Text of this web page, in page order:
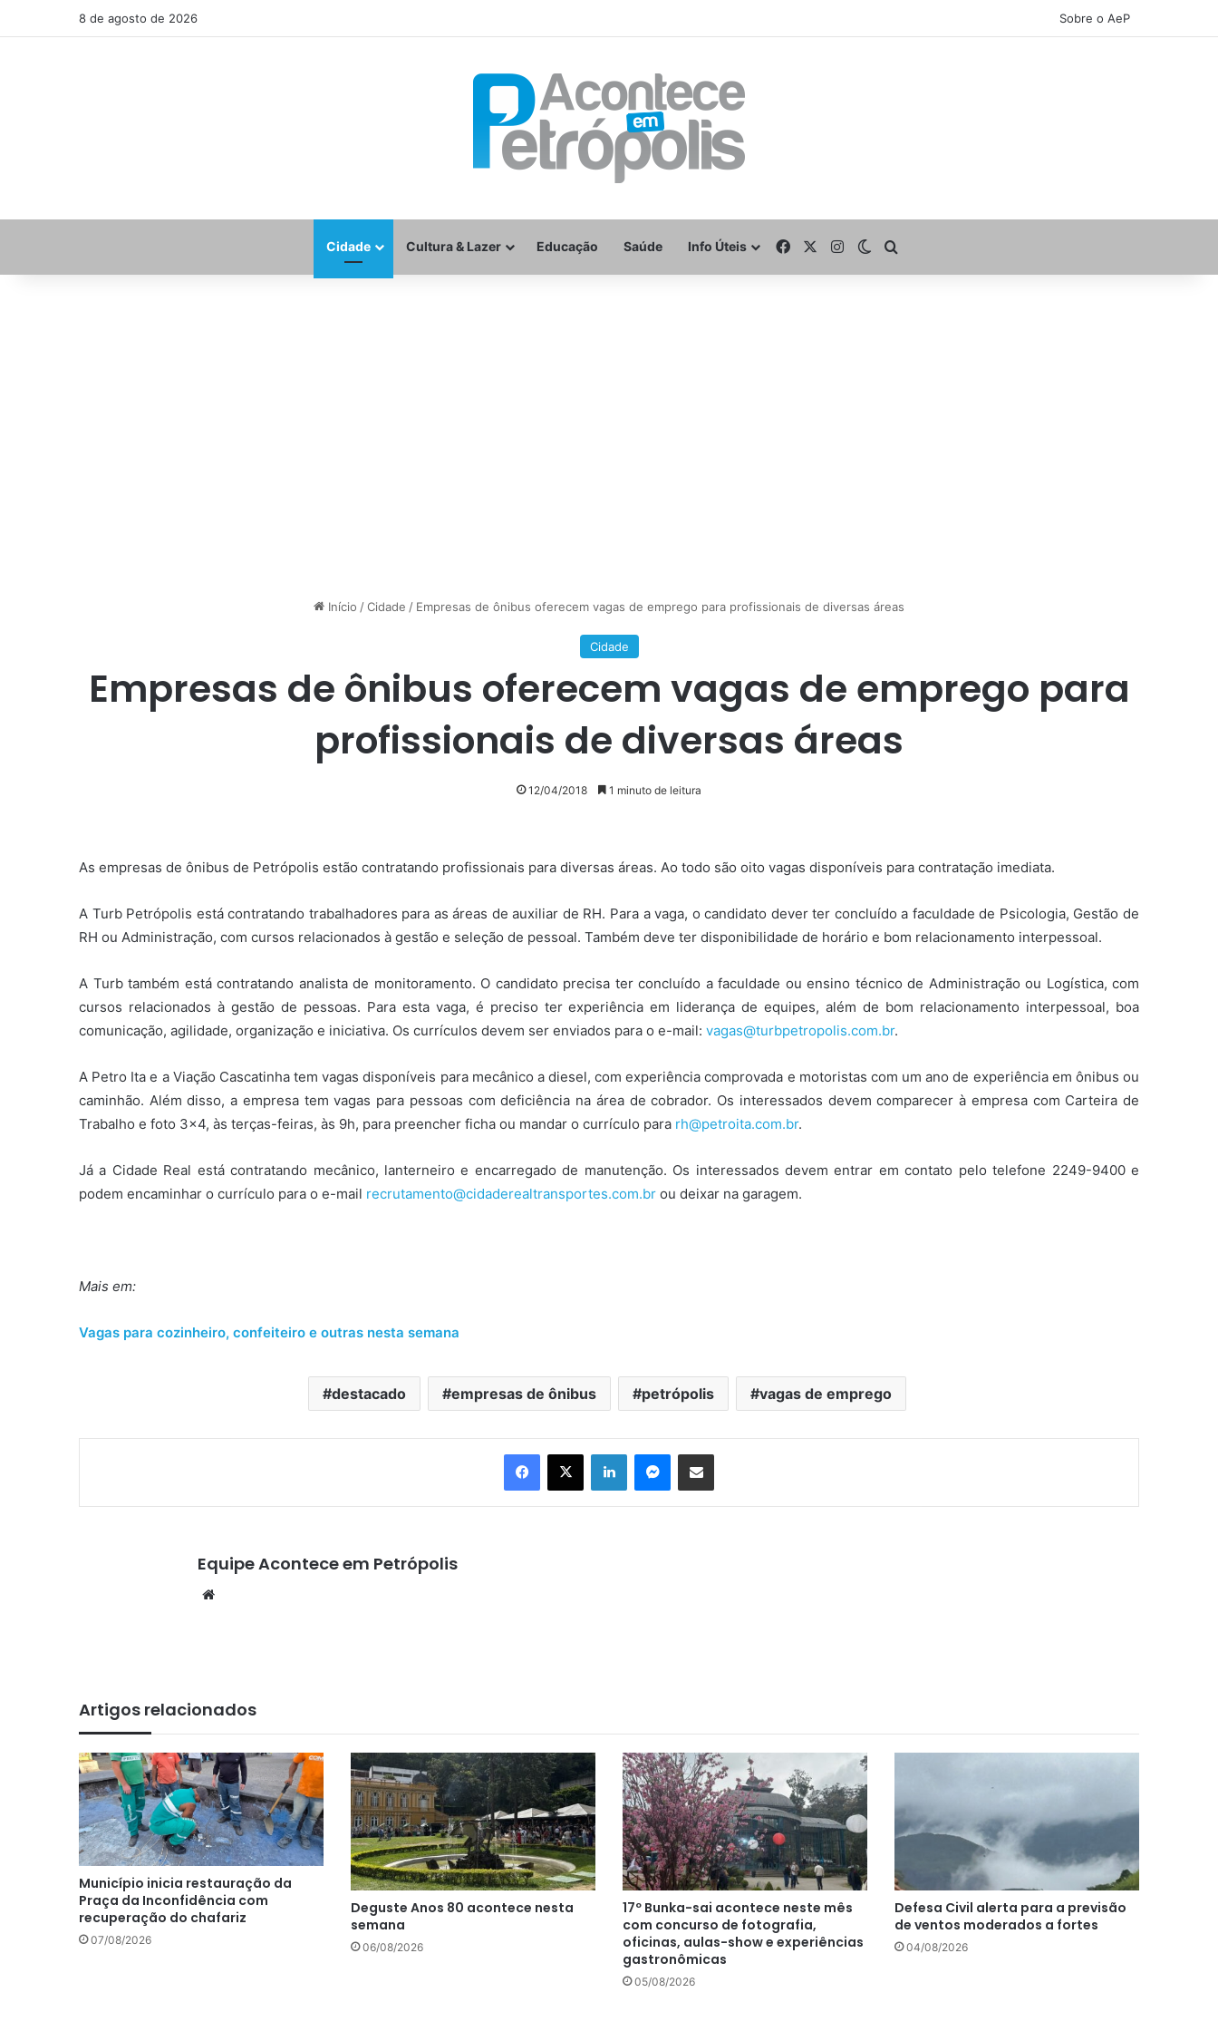
8 de agosto de 2026 Sobre o AeP
Cidade Cultura & Lazer Educação Saúde Info Úteis FacebookInstagramSwitch skin
Início /Cidade / Empresas de ônibus oferecem vagas de emprego para profissionais de diversas áreas
Cidade
Empresas de ônibus oferecem vagas de emprego para
profissionais de diversas áreas
12/04/2018 1 minuto de leitura
As empresas de ônibus de Petrópolis estão contratando profissionais para diversas áreas. Ao todo são oito vagas disponíveis para contratação imediata.
A Turb Petrópolis está contratando trabalhadores para as áreas de auxiliar de RH. Para a vaga, o candidato dever ter concluído a faculdade de Psicologia, Gestão de
RH ou Administração, com cursos relacionados à gestão e seleção de pessoal. Também deve ter disponibilidade de horário e bom relacionamento interpessoal.
A Turb também está contratando analista de monitoramento. O candidato precisa ter concluído a faculdade ou ensino técnico de Administração ou Logística, com
cursos relacionados à gestão de pessoas. Para esta vaga, é preciso ter experiência em liderança de equipes, além de bom relacionamento interpessoal, boa
comunicação, agilidade, organização e iniciativa. Os currículos devem ser enviados para o e-mail: vagas@turbpetropolis.com.br.
A Petro Ita e a Viação Cascatinha tem vagas disponíveis para mecânico a diesel, com experiência comprovada e motoristas com um ano de experiência em ônibus ou
caminhão. Além disso, a empresa tem vagas para pessoas com deficiência na área de cobrador. Os interessados devem comparecer à empresa com Carteira de
Trabalho e foto 3×4, às terças-feiras, às 9h, para preencher ficha ou mandar o currículo para rh@petroita.com.br.
Já a Cidade Real está contratando mecânico, lanterneiro e encarregado de manutenção. Os interessados devem entrar em contato pelo telefone 2249-9400 e
podem encaminhar o currículo para o e-mail recrutamento@cidaderealtransportes.com.br ou deixar na garagem.
Mais em:
Vagas para cozinheiro, confeiteiro e outras nesta semana
destacado empresas de ônibus petrópolis vagas de emprego
Equipe Acontece em Petrópolis
Artigos relacionados
Município inicia restauração da
Praça da Inconfidência com
recuperação do chafariz
07/08/2026
Deguste Anos 80 acontece nesta
semana
06/08/2026
17º Bunka-sai acontece neste mês
com concurso de fotografia,
oficinas, aulas-show e experiências
gastronômicas
05/08/2026
Defesa Civil alerta para a previsão
de ventos moderados a fortes
04/08/2026